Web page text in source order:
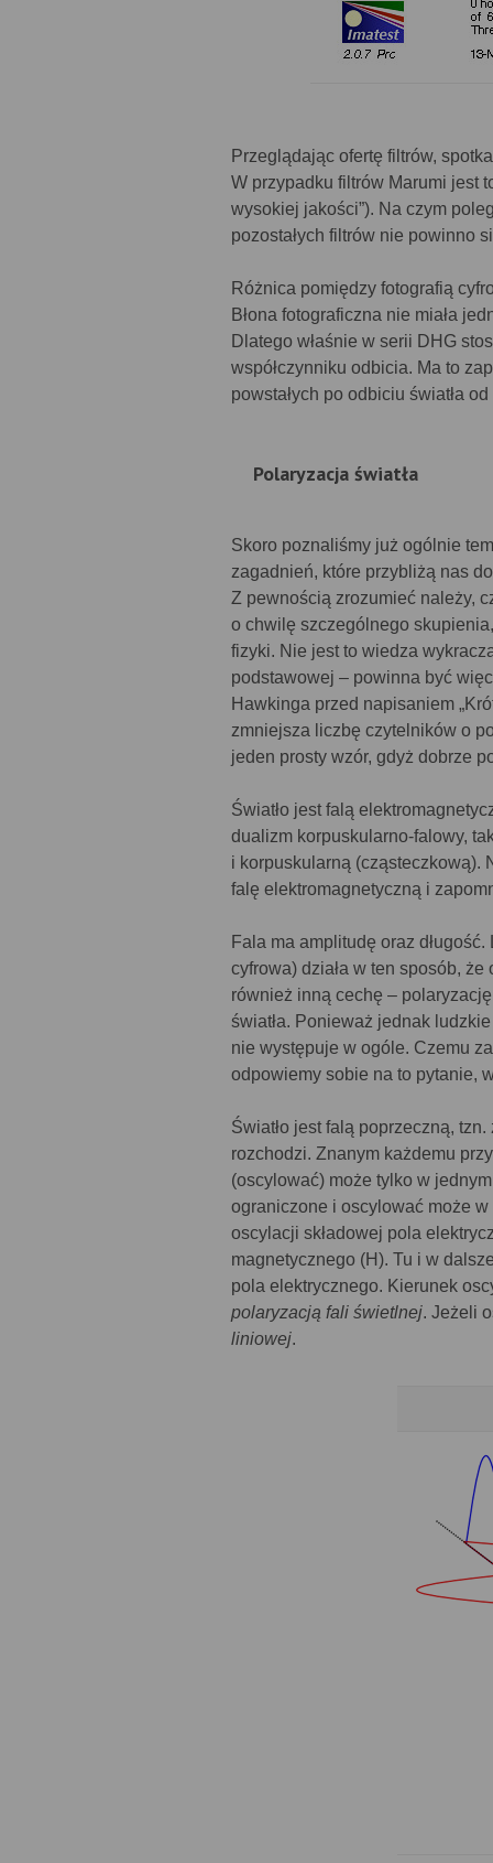
Przeglądając ofertę filtrów,
W przypadku filtrów Marumi jest
wysokiej jakości”). Na czym
pozostałych filtrów nie powinno
Różnica pomiędzy fotografią
Błona fotograficzna nie miała
Dlatego właśnie w serii DHG
współczynniku odbicia. Ma to
powstałych po odbiciu światła od
Polaryzacja światła
Skoro poznaliśmy już ogólnie
zagadnień, które przybliżą nas
Z pewnością zrozumieć należy,
o chwilę szczególnego
fizyki. Nie jest to wiedza
podstawowej – powinna być
Hawkinga przed napisaniem
zmniejsza liczbę czytelników o
jeden prosty wzór, gdyż dobrze
Światło jest falą
dualizm korpuskularno-falowy,
i korpuskularną (cząsteczkową).
falę elektromagnetyczną i
Fala ma amplitudę oraz
cyfrowa) działa w ten sposób,
również inną cechę –
światła. Ponieważ jednak
nie występuje w ogóle. Czemu
odpowiemy sobie na to pytanie,
Światło jest falą poprzeczną,
rozchodzi. Znanym każdemu
(oscylować) może tylko w
ograniczone i oscylować może
oscylacji składowej pola
magnetycznego (H). Tu i w
pola elektrycznego. Kierunek
polaryzacją fali świetlnej. Jeżeli
liniowej.